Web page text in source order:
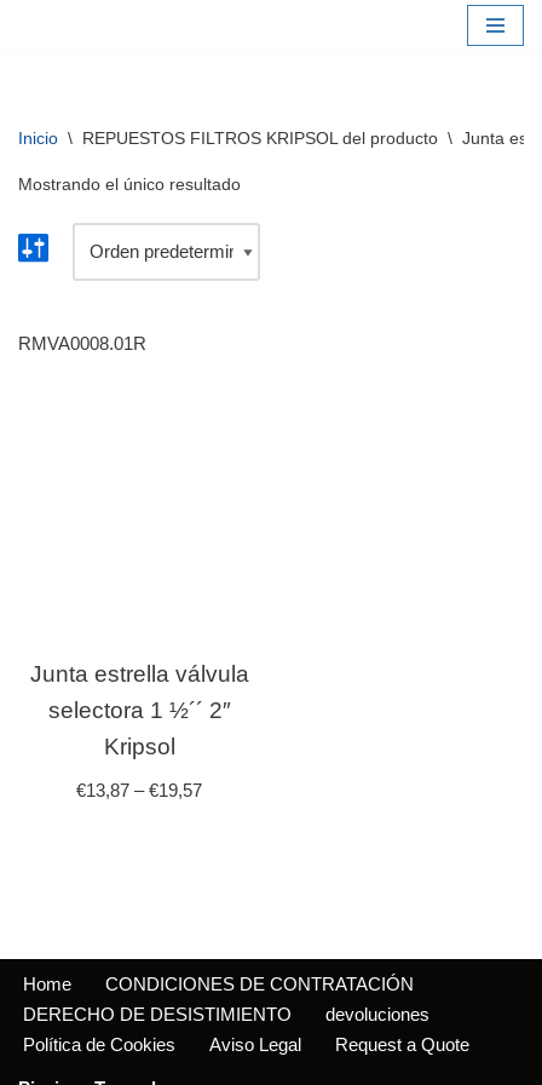
Inicio \ REPUESTOS FILTROS KRIPSOL del producto \ Junta
Mostrando el único resultado
RMVA0008.01R
Junta estrella válvula
selectora 1 ½´´ 2″
Kripsol
€13,87 –€19,57
Home
CONDICIONES DE CONTRATACIÓN
DERECHO DE DESISTIMIENTO
devoluciones
Política de Cookies
Aviso Legal Request a Quote